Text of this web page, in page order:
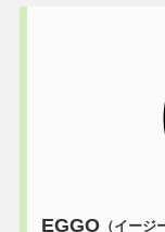
EGGO（イージ